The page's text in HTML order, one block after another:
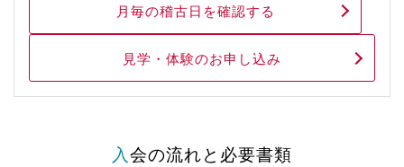
月毎の稽古日を確認する
見学・体験のお申し込み
入会の流れと必要書類